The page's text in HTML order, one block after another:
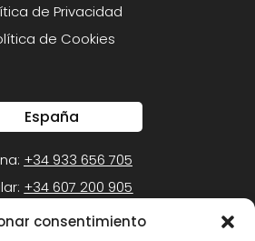
consentimiento
de Privacidad
de Cookies
España
+34 933 656 705
+34 607 200 905